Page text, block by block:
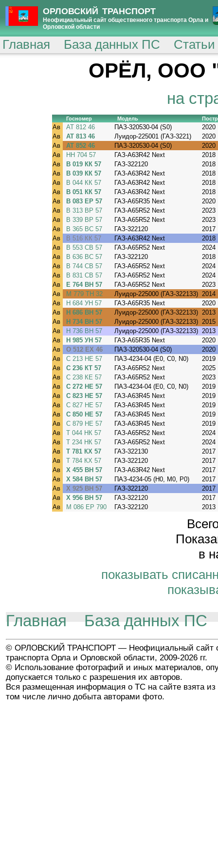
ОРЛОВСКИЙ ТРАНСПОРТ
Неофициальный сайт общественного транспорта Орла и
Орловской области
Главная База данных ПС
ОРЁЛ, ООО
на
Госномер Модель
Ав АТ 812 46 ПАЗ-320530-04 (S0)
2020
Ав
АТ 813 46 Луидор-225001 (ГАЗ-3221)
2020
Ав
АТ 852 46 ПАЗ-320530-04 (S0)
2020
Ав
НН 704 57 ГАЗ-A63R42 Next
2018
Ав
В 019 КК 57 ГАЗ-322120
2018
Ав
В 039 КК 57 ГАЗ-A63R42 Next
2018
Ав
В 044 КК 57 ГАЗ-A63R42 Next
2018
Ав
В 051 КК 57 ГАЗ-A63R42 Next
2018
Ав
В 083 ЕР 57 ГАЗ-A65R35 Next
2020
Ав
В 313 ВР 57 ГАЗ-A65R52 Next
2023
Ав
В 339 ВР 57 ГАЗ-A65R52 Next
2023
Ав
В 365 ВС 57 ГАЗ-322120
2017
Ав
В 516 КК 57 ГАЗ-A63R42 Next
2018
Ав
В 553 СВ 57 ГАЗ-A65R52 Next
2024
Ав
В 636 ВС 57 ГАЗ-322120
2018
Ав
В 744 СВ 57 ГАЗ-A65R52 Next
2024
Ав
В 831 СВ 57 ГАЗ-A65R52 Next
2024
Ав
Е 764 ВН 57 ГАЗ-A65R52 Next
2023
Ав
М 779 ТН 32 Луидор-225000 (ГАЗ-322133)
2014
Ав
Н 684 УН 57 ГАЗ-A65R35 Next
2020
Ав
Н 686 ВН 57 Луидор-225000 (ГАЗ-322133)
2013
Ав
Н 734 ВН 57 Луидор-225000 (ГАЗ-322133)
2015
Ав
Н 736 ВН 57 Луидор-225000 (ГАЗ-322133)
2013
Ав
Н 985 УН 57 ГАЗ-A65R35 Next
2020
Ав
О 512 ЕХ 46 ПАЗ-320530-04 (S0)
2020
Ав
С 213 НЕ 57 ПАЗ-4234-04 (E0, C0, N0)
2019
Ав
С 236 КТ 57 ГАЗ-A65R52 Next
2025
Ав
С 238 КЕ 57 ГАЗ-A65R52 Next
2023
Ав
С 272 НЕ 57 ПАЗ-4234-04 (E0, C0, N0)
2019
Ав
С 823 НЕ 57 ГАЗ-A63R45 Next
2019
Ав
С 827 НЕ 57 ГАЗ-A63R45 Next
2019
Ав
С 850 НЕ 57 ГАЗ-A63R45 Next
2019
Ав
С 879 НЕ 57 ГАЗ-A63R45 Next
2019
Ав
Т 044 НК 57 ГАЗ-A65R52 Next
2024
Ав
Т 234 НК 57 ГАЗ-A65R52 Next
2024
Ав
Т 781 КХ 57 ГАЗ-322130
2017
Ав
Т 784 КХ 57 ГАЗ-322120
2017
Ав
Х 455 ВН 57 ГАЗ-A63R42 Next
2017
Ав
Х 584 ВН 57 ПАЗ-4234-05 (H0, M0, P0)
2017
Ав
Х 925 ВН 57 ГАЗ-322120
2017
Ав
Х 956 ВН 57 ГАЗ-322120
2017
Ав
М 086 ЕР 790 ГАЗ-322120 2013
в
показывать
Главная База данных ПС
© ОРЛОВСКИЙ ТРАНСПОРТ — Неофициальный сайт
транспорта Орла и Орловской области, 2009-2026 гг.
© Использование фотографий и иных материалов,
допускается только с разрешения их авторов.
Вся размещенная информация о ТС на сайте взята из
том числе лично добыта авторами фото.